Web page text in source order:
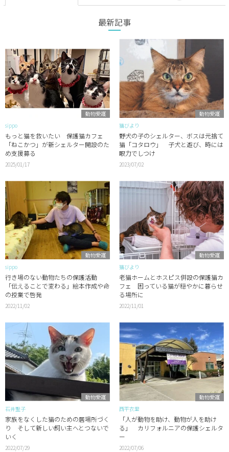
最新記事
動物愛護
sippo
もっと猫を救いたい 保護猫カフェ
「ねこかつ」が新シェルター開設のた
め支援募る
2025/01/17
動物愛護
猫びより
野犬の子のシェルター、ボスは元捨て
猫「コタロウ」 子犬と遊び、時には
眼力でしつけ
2023/07/02
動物愛護
sippo
行き場のない動物たちの保護活動
「伝えることで変わる」絵本作成や命
の授業で啓発
2022/11/02
動物愛護
猫びより
老猫ホームとホスピス併設の保護猫カ
フェ 困っている猫が穏やかに暮らせ
る場所に
2022/11/01
動物愛護
石井聖子
家族をなくした猫のための居場所づく
り そして新しい飼い主へとつないで
いく
2022/07/29
動物愛護
西平衣里
「人が動物を助け、動物が人を助け
る」 カリフォルニアの保護シェルタ
ー
2022/07/06